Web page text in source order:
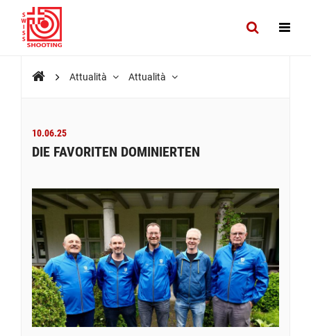
Attualità Attualità
10.06.25
DIE FAVORITEN DOMINIERTEN